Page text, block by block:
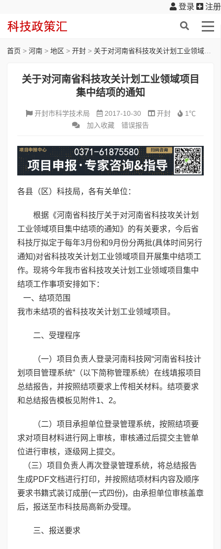
登录 注册
首页 > 河南 > 地区 > 开封 > 关于对河南省科技攻关计划工业领域项目集中结项的通知
关于对河南省科技攻关计划工业领域项目
集中结项的通知
开封市科学技术局 2017-10-30 开封
1℃
加入收藏
错误报告
各县（区）科技局，各有关单位：
根据《河南省科技厅关于对河南省科技攻关计划
工业领域项目集中结项的通知》的有关要求，今后省
科技厅拟定于每年3月份和9月份分两批(具体时间另行
通知)对省科技攻关计划工业领域项目开展集中结项工
作。现将今年我市省科技攻关计划工业领域项目集中
结项工作事项安排如下：
一、结项范围
我市未结项的省科技攻关计划工业领域项目。
二、受理程序
（一）项目负责人登录河南科技网“河南省科技计
划项目管理系统”（以下简称管理系统）在线填报项目
总结报告，并按照结项要求上传相关材料。结项要求
和总结报告模板见附件1、2。
（二）项目承担单位登录管理系统，按照结项要
求对项目材料进行网上审核，审核通过后提交主管单
位进行审核，逐级网上提交。
（三）项目负责人再次登录管理系统，将总结报告
生成PDF文档进行打印，并按照结项材料内容及顺序
要求书籍式装订成册(一式四份)，由承担单位审核盖章
后，报送至市科技局高新办受理。
三、报送要求